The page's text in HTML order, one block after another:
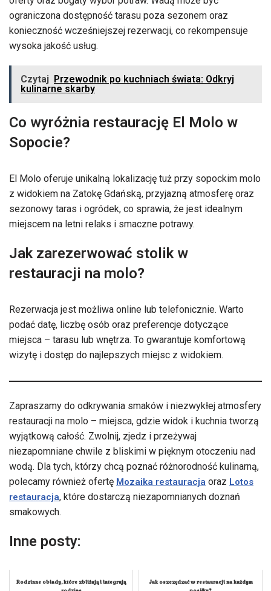
ograniczona dostępność tarasu poza sezonem oraz
konieczność wcześniejszej rezerwacji, co rekompensuje
wysoka jakość usług.
Czytaj Przewodnik po kuchniach świata: Odkryj
kulinarne skarby
Co wyróżnia restaurację El Molo w
Sopocie?
El Molo oferuje unikalną lokalizację tuż przy sopockim molo
z widokiem na Zatokę Gdańską, przyjazną atmosferę oraz
sezonowy taras i ogródek, co sprawia, że jest idealnym
miejscem na letni relaks i smaczne potrawy.
Jak zarezerwować stolik w
restauracji na molo?
Rezerwacja jest możliwa online lub telefonicznie. Warto
podać datę, liczbę osób oraz preferencje dotyczące
miejsca – tarasu lub wnętrza. To gwarantuje komfortową
wizytę i dostęp do najlepszych miejsc z widokiem.
Zapraszamy do odkrywania smaków i niezwykłej atmosfery
restauracji na molo – miejsca, gdzie widok i kuchnia tworzą
wyjątkową całość. Zwolnij, zjedz i przeżywaj
niezapomniane chwile z bliskimi w pięknym otoczeniu nad
wodą. Dla tych, którzy chcą poznać różnorodność kulinarną,
polecamy również ofertę Mozaika restauracja oraz Lotos
restauracja, które dostarczą niezapomnianych doznań
smakowych.
Inne posty:
Rodzinne obiady, które zbliżają i integrują
Jak oszczędzać w restauracji na każdym